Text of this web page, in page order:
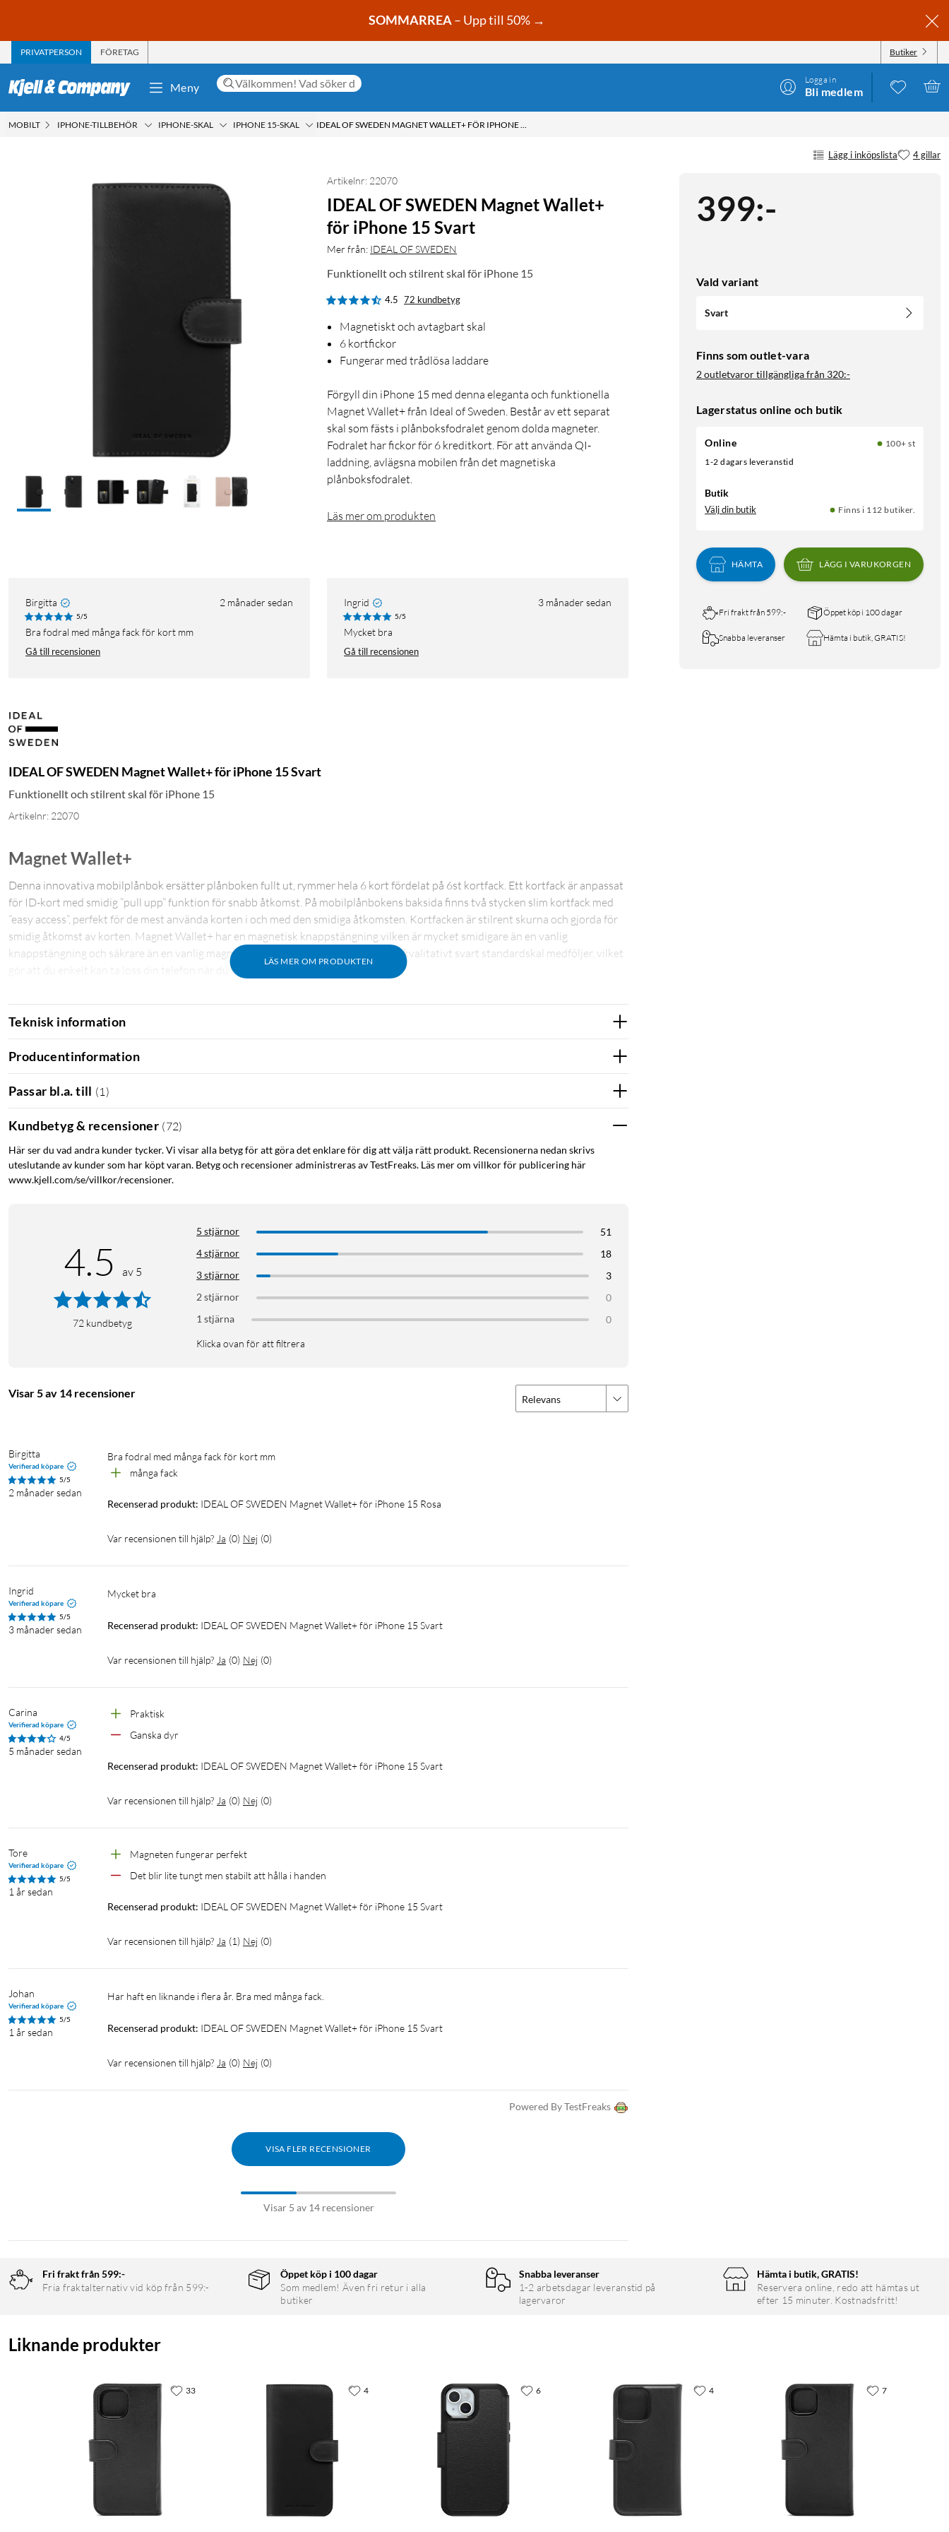
SOMMARREA– Upp till 50% →
PRIVATPERSON FÖRETAG Butiker
Meny
Logga in
Bli medlem
MOBILT IPHONE-TILLBEHÖR IPHONE-SKAL IPHONE 15-SKAL IDEAL OF SWEDEN MAGNET WALLET+ FÖR IPHONE 15 SVART
Lägg i inköpslista 4 gillar
399:-
Vald variant
Svart
Finns som outlet-vara
2 outletvaror tillgängliga från 320:-
Lagerstatus online och butik
Online
100+ st
1-2 dagars leveranstid
Butik
Välj din butik Finns i 112 butiker.
HÄMTA LÄGG I VARUKORGEN
Fri frakt från 599:- Öppet köp i 100 dagar
Snabba leveranser Hämta i butik, GRATIS!
Artikelnr: 22070
IDEAL OF SWEDEN Magnet Wallet+
för iPhone 15 Svart
Mer från: IDEAL OF SWEDEN
Funktionellt och stilrent skal för iPhone 15
4.5 72 kundbetyg
Magnetiskt och avtagbart skal
6 kortfickor
Fungerar med trådlösa laddare
Förgyll din iPhone 15 med denna eleganta och funktionella
Magnet Wallet+ från Ideal of Sweden. Består av ett separat
skal som fästs i plånboksfodralet genom dolda magneter.
Fodralet har fickor för 6 kreditkort. För att använda QI-
laddning, avlägsna mobilen från det magnetiska
plånboksfodralet.
Läs mer om produkten
Birgitta 2 månader sedan
5/5
Bra fodral med många fack för kort mm
Gå till recensionen
Ingrid 3 månader sedan
5/5
Mycket bra
Gå till recensionen
IDEAL OF SWEDEN Magnet Wallet+ för iPhone 15 Svart
Funktionellt och stilrent skal för iPhone 15
Artikelnr: 22070
LÄS MER OM PRODUKTEN
Magnet Wallet+
Denna innovativa mobilplånbok ersätter plånboken fullt ut, rymmer hela 6 kort fördelat på 6st kortfack. Ett kortfack är anpassat
för ID-kort med smidig ”pull upp” funktion för snabb åtkomst. På mobilplånbokens baksida finns två stycken slim kortfack med
”easy access”, perfekt för de mest använda korten i och med den smidiga åtkomsten. Kortfacken är stilrent skurna och gjorda för
smidig åtkomst av korten. Magnet Wallet+ har en magnetisk knappstängning vilken är mycket smidigare än en vanlig
knappstängning och säkrare än en vanlig magnetisk stängning utan knapp. Ett högkvalitativt svart standardskal medföljer, vilket
gör att du enkelt kan ta loss din telefon när du inte behöver ha hela fodralet.
Teknisk information
Producentinformation
Passar bl.a. till (1 )
Kundbetyg & recensioner (72)
Här ser du vad andra kunder tycker. Vi visar alla betyg för att göra det enklare för dig att välja rätt produkt. Recensionerna nedan skrivs
uteslutande av kunder som har köpt varan. Betyg och recensioner administreras av TestFreaks. Läs mer om villkor för publicering här
www.kjell.com/se/villkor/recensioner.
4.5 av 5
72 kundbetyg
5 stjärnor
51
4 stjärnor
18
3 stjärnor
3
2 stjärnor
0
1 stjärna
0
Klicka ovan för att filtrera
Visar 5 av 14 recensioner Relevans
Birgitta
Verifierad köpare
5/5
2 månader sedan
Bra fodral med många fack för kort mm
många fack
Recenserad produkt: IDEAL OF SWEDEN Magnet Wallet+ för iPhone 15 Rosa
Var recensionen till hjälp? Ja (0) Nej (0)
Ingrid
Verifierad köpare
5/5
3 månader sedan
Mycket bra
Recenserad produkt: IDEAL OF SWEDEN Magnet Wallet+ för iPhone 15 Svart
Var recensionen till hjälp? Ja (0) Nej (0)
Carina
Verifierad köpare
4/5
5 månader sedan
Praktisk
Ganska dyr
Recenserad produkt: IDEAL OF SWEDEN Magnet Wallet+ för iPhone 15 Svart
Var recensionen till hjälp? Ja (0) Nej (0)
Tore
Verifierad köpare
5/5
1 år sedan
Magneten fungerar perfekt
Det blir lite tungt men stabilt att hålla i handen
Recenserad produkt: IDEAL OF SWEDEN Magnet Wallet+ för iPhone 15 Svart
Var recensionen till hjälp? Ja (1) Nej (0)
Johan
Verifierad köpare
5/5
1 år sedan
Har haft en liknande i flera år. Bra med många fack.
Recenserad produkt: IDEAL OF SWEDEN Magnet Wallet+ för iPhone 15 Svart
Var recensionen till hjälp? Ja (0) Nej (0)
Powered By TestFreaks
VISA FLER RECENSIONER
Visar 5 av 14 recensioner
Fri frakt från 599:-
Fria fraktalternativ vid köp från 599:-
Öppet köp i 100 dagar
Som medlem! Även fri retur i alla
butiker
Snabba leveranser
1-2 arbetsdagar leveranstid på
lagervaror
Hämta i butik, GRATIS!
Reservera online, redo att hämtas ut
efter 15 minuter. Kostnadsfritt!
Liknande produkter
33 4 6 4 7